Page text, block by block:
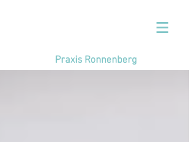
Praxis Ronnenberg